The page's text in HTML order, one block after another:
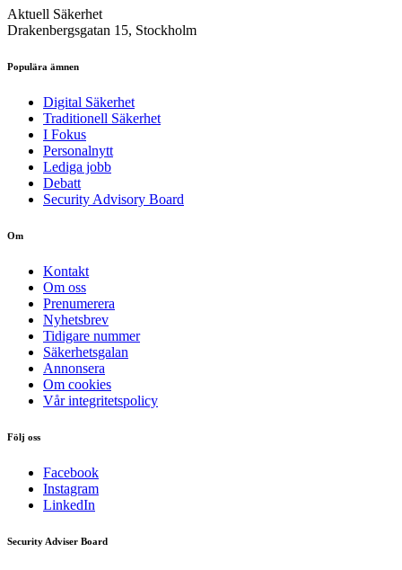
Aktuell Säkerhet
Drakenbergsgatan 15, Stockholm
Populära ämnen
Digital Säkerhet
Traditionell Säkerhet
I Fokus
Personalnytt
Lediga jobb
Debatt
Security Advisory Board
Om
Kontakt
Om oss
Prenumerera
Nyhetsbrev
Tidigare nummer
Säkerhetsgalan
Annonsera
Om cookies
Vår integritetspolicy
Följ oss
Facebook
Instagram
LinkedIn
Security Adviser Board